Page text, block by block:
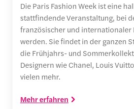
Die Paris Fashion Week ist eine
stattfindende Veranstaltung, bei
französischer und internationaler
werden. Sie findet in der ganzen
die Frühjahrs- und
Designern wie Chanel, Louis
vielen mehr.
Mehr erfahren